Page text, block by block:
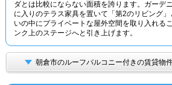
ダとは比較にならない面積を誇ります。ガーデ
に入りのテラス家具を置いて「第2のリビング」
いの中にプライベートな屋外空間を取り入れる
ンク上のステージへと引き上げます。
朝倉市のルーフバルコニー付きの賃貸物